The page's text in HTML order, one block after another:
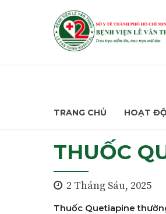
TRANG CHỦ HOẠT
THUỐC
2 Tháng Sáu, 2025
Thuốc Quetiapine